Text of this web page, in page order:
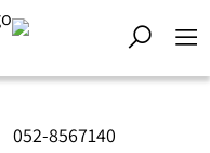
052-8567140